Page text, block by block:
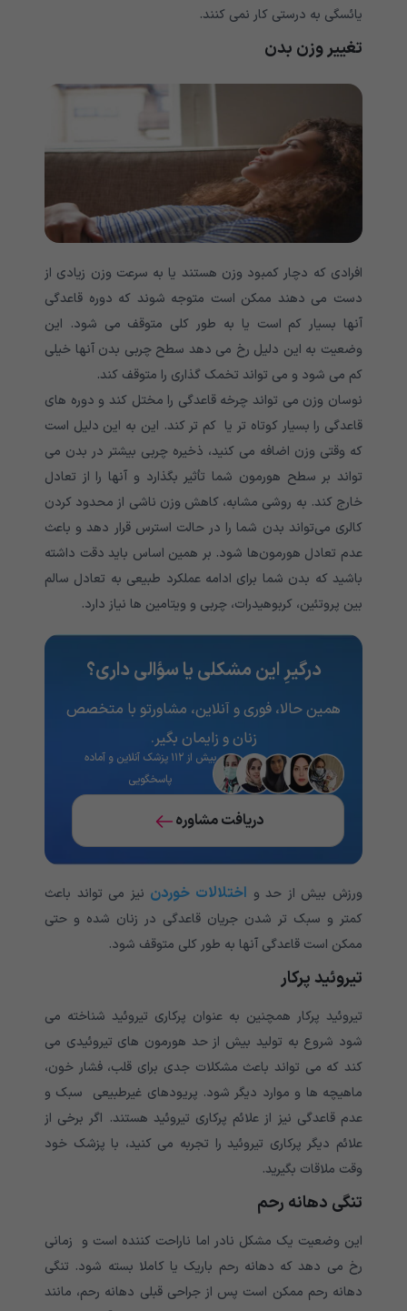
یائسگی به درستی کار نمی کنند.
تغییر وزن بدن
افرادی که دچار کمبود وزن هستند یا به سرعت وزن زیادی از
دست می دهند ممکن است متوجه شوند که دوره قاعدگی
آنها بسیار کم است یا به طور کلی متوقف می شود. این
وضعیت به این دلیل رخ می دهد سطح چربی بدن آنها خیلی
کم می شود و می تواند تخمک گذاری را متوقف کند.
نوسان وزن می تواند چرخه قاعدگی را مختل کند و دوره های
قاعدگی را بسیار کوتاه تر یا کم تر کند. این به این دلیل است
که وقتی وزن اضافه می کنید، ذخیره چربی بیشتر در بدن می
تواند بر سطح هورمون شما تأثیر بگذارد و آنها را از تعادل
خارج کند. به روشی مشابه، کاهش وزن ناشی از محدود کردن
کالری می‌تواند بدن شما را در حالت استرس قرار دهد و باعث
عدم تعادل هورمون‌ها شود. بر همین اساس باید دقت داشته
باشید که بدن شما برای ادامه عملکرد طبیعی به تعادل سالم
بین پروتئین، کربوهیدرات، چربی و ویتامین ها نیاز دارد.
درگیرِ این مشکلی یا سؤالی داری؟
همین حالا، فوری و آنلاین، مشاورتو با متخصص
زنان و زایمان بگیر.
بیش از ۱۱۲ پزشک آنلاین و آماده
پاسخگویی
دریافت مشاوره
ورزش بیش از حد و اختلالات خوردن نیز می تواند باعث
کمتر و سبک تر شدن جریان قاعدگی در زنان شده و حتی
ممکن است قاعدگی آنها به طور کلی متوقف شود.
تیروئید پرکار
تیروئید پرکار همچنین به عنوان پرکاری تیروئید شناخته می
شود شروع به تولید بیش از حد هورمون های تیروئیدی می
کند که می تواند باعث مشکلات جدی برای قلب، فشار خون،
ماهیچه ها و موارد دیگر شود. پریودهای غیرطبیعی سبک و
عدم قاعدگی نیز از علائم پرکاری تیروئید هستند. اگر برخی از
علائم دیگر پرکاری تیروئید را تجربه می کنید، با پزشک خود
وقت ملاقات بگیرید.
تنگی دهانه رحم
این وضعیت یک مشکل نادر اما ناراحت کننده است و زمانی
رخ می دهد که دهانه رحم باریک یا کاملا بسته شود. تنگی
دهانه رحم ممکن است پس از جراحی قبلی دهانه رحم، مانند